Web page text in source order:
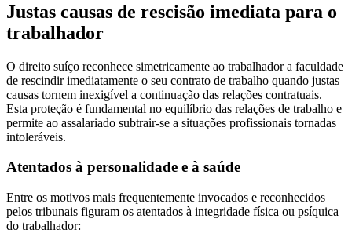
Justas causas de rescisão imediata para o
trabalhador
O direito suíço reconhece simetricamente ao trabalhador a faculdade
de rescindir imediatamente o seu contrato de trabalho quando justas
causas tornem inexigível a continuação das relações contratuais.
Esta proteção é fundamental no equilíbrio das relações de trabalho e
permite ao assalariado subtrair-se a situações profissionais tornadas
intoleráveis.
Atentados à personalidade e à saúde
Entre os motivos mais frequentemente invocados e reconhecidos
pelos tribunais figuram os atentados à integridade física ou psíquica
do trabalhador: